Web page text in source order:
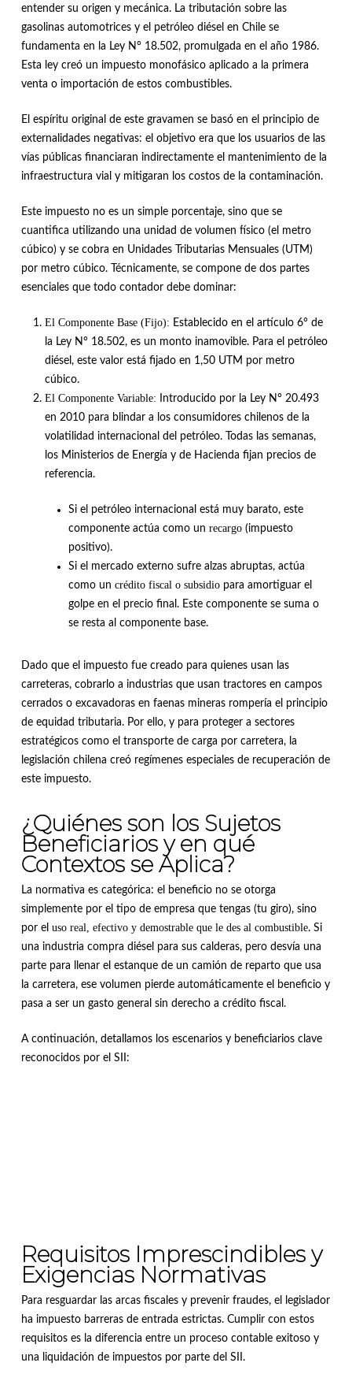
entender su origen y mecánica. La tributación sobre las
gasolinas automotrices y el petróleo diésel en Chile se
fundamenta en la Ley N° 18.502, promulgada en el año 1986.
Esta ley creó un impuesto monofásico aplicado a la primera
venta o importación de estos combustibles.
El espíritu original de este gravamen se basó en el principio de
externalidades negativas: el objetivo era que los usuarios de las
vías públicas financiaran indirectamente el mantenimiento de la
infraestructura vial y mitigaran los costos de la contaminación.
Este impuesto no es un simple porcentaje, sino que se
cuantifica utilizando una unidad de volumen físico (el metro
cúbico) y se cobra en Unidades Tributarias Mensuales (UTM)
por metro cúbico. Técnicamente, se compone de dos partes
esenciales que todo contador debe dominar:
El Componente Base (Fijo): Establecido en el artículo 6° de
la Ley N° 18.502, es un monto inamovible. Para el petróleo
diésel, este valor está fijado en 1,50 UTM por metro
cúbico.
El Componente Variable: Introducido por la Ley N° 20.493
en 2010 para blindar a los consumidores chilenos de la
volatilidad internacional del petróleo.
Todas las semanas,
los Ministerios de Energía y de Hacienda fijan precios de
referencia.
Si el petróleo internacional está muy barato, este
componente actúa como un recargo(impuesto
positivo).
Si el mercado externo sufre alzas abruptas, actúa
como un crédito fiscal o subsidiopara amortiguar el
golpe en el precio final . Este componente se suma o
se resta al componente base.
Dado que el impuesto fue creado para quienes usan las
carreteras, cobrarlo a industrias que usan tractores en campos
cerrados o excavadoras en faenas mineras rompería el principio
de equidad tributaria. Por ello, y para proteger a sectores
estratégicos como el transporte de carga por carretera, la
legislación chilena creó regímenes especiales de recuperación de
este impuesto.
¿Quiénes son los Sujetos
Beneficiarios y en qué
Contextos se Aplica?
La normativa es categórica: el beneficio no se otorga
simplemente por el tipo de empresa que tengas (tu giro), sino
por el uso real, efectivo y demostrable que le des al combustible. Si
una industria compra diésel para sus calderas, pero desvía una
parte para llenar el estanque de un camión de reparto que usa
la carretera, ese volumen pierde automáticamente el beneficio y
pasa a ser un gasto general sin derecho a crédito fiscal .
A continuación, detallamos los escenarios y beneficiarios clave
reconocidos por el SII:
Requisitos Imprescindibles y
Exigencias Normativas
Para resguardar las arcas fiscales y prevenir fraudes, el legislador
ha impuesto barreras de entrada estrictas. Cumplir con estos
requisitos es la diferencia entre un proceso contable exitoso y
una liquidación de impuestos por parte del SII.